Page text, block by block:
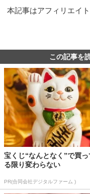
本記事はアフィリエイ
この記事を
宝くじ“なんとなく”で買
る限り変わらない
PR(合同会社デジタルファーム )